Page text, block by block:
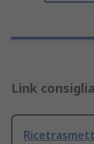
Link